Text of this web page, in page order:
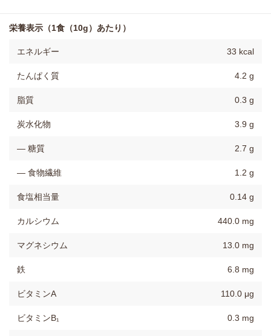
栄養表示（1食（10g）あたり）
エネルギー 33 kcal
たんぱく質 4.2 g
脂質 0.3 g
炭水化物 3.9 g
― 糖質 2.7 g
― 食物繊維 1.2 g
食塩相当量 0.14 g
カルシウム 440.0 mg
マグネシウム 13.0 mg
鉄 6.8 mg
ビタミンA 110.0 μg
ビタミンB₁ 0.3 mg